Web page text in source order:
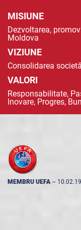
MISIUNE
Dezvoltarea,
Moldova
VIZIUNE
Consolidarea
VALORI
Responsabilitate,
Inovare, Progres,
MEMBRU UEFA --